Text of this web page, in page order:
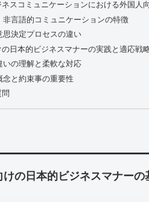
ネスコミュニケーションにおける外国人
非言語的コミュニケーションの特徴
思決定プロセスの違い
日本的ビジネスマナーの実践と適応戦
いの理解と柔軟な対応
念と約束事の重要性
けの日本的ビジネスマナーの